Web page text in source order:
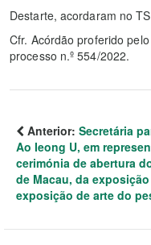
Destarte, acordaram no
Cfr. Acórdão proferido
processo n.º 554/2022.
Anterior: Secretária
Ao Ieong U, em
cerimónia de abertura
de Macau, da
exposição de arte do